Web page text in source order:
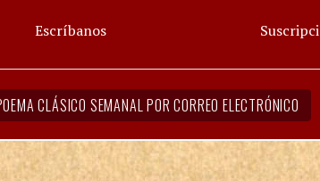
Escríbanos
CLÁSICO SEMANAL POR CORREO ELECTRÓNICO